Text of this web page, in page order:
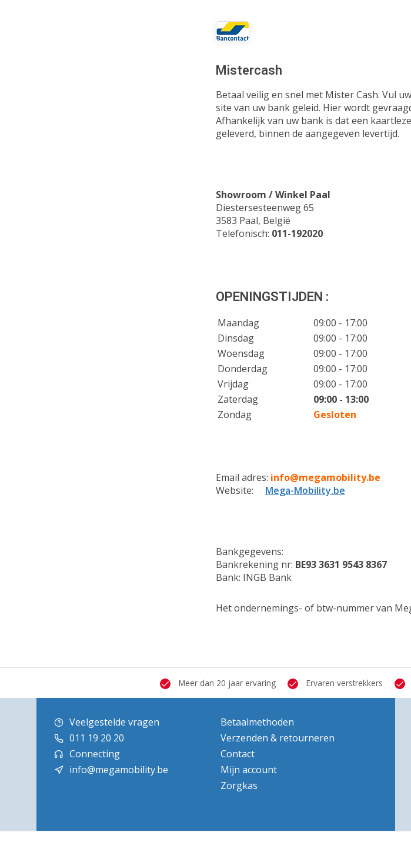
Mistercash
Betaal veilig en snel met Mister Cash. Vul
site van uw bank geleid. Hier wordt
Afhankelijk van uw bank is dat een
geleverd, binnen de aangegeven levertijd.
Showroom / Winkel Paal
Diestersesteenweg 65
3583 Paal, België
Telefonisch: 011-192020
OPENINGSTIJDEN :
Maandag
09:00 - 17:00
Dinsdag
09:00 - 17:00
Woensdag
09:00 - 17:00
Donderdag
09:00 - 17:00
Vrijdag
09:00 - 17:00
Zaterdag
09:00 - 13:00
Zondag
Gesloten
Email adres: info@megamobility.be
Website: Mega-Mobility.be
Bankgegevens:
Bankrekening nr: BE93 3631 9543 8367
Bank: INGB Bank
Het ondernemings- of btw-nummer van
Meer dan 20 jaar ervaring Ervaren verstrekkers
Veelgestelde vragen
011 19 20 20
Connecting
info@megamobility.be
Betaalmethoden
Verzenden & retourneren
Contact
Mijn account
Zorgkas